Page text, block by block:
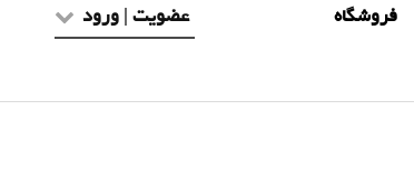
فروشگاه عضویت | ورود
عضویت طلاب